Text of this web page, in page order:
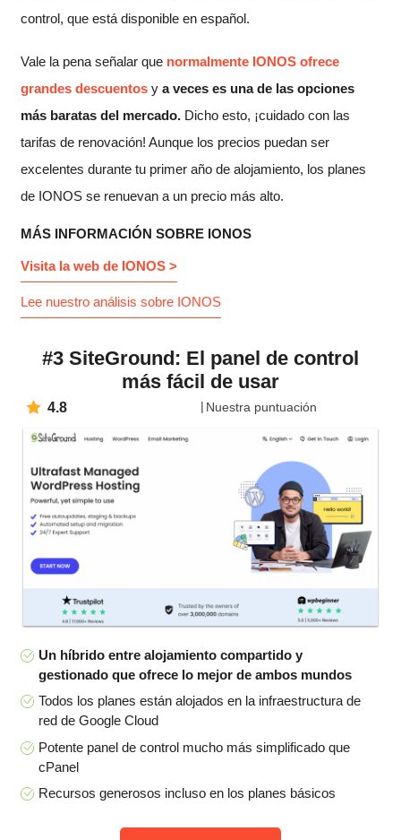
control, que está disponible en español.
Vale la pena señalar que normalmente IONOS ofrece
grandes descuentos y a veces es una de las opciones
más baratas del mercado. Dicho esto, ¡cuidado con las
tarifas de renovación! Aunque los precios puedan ser
excelentes durante tu primer año de alojamiento, los planes
de IONOS se renuevan a un precio más alto.
MÁS INFORMACIÓN SOBRE IONOS
Visita la web de IONOS >
Lee nuestro análisis sobre IONOS
#3 SiteGround: El panel de control
más fácil de usar
4.8 Nuestra puntuación
Un híbrido entre alojamiento compartido y
gestionado que ofrece lo mejor de ambos mundos
Todos los planes están alojados en la infraestructura de
red de Google Cloud
Potente panel de control mucho más simplificado que
cPanel
Recursos generosos incluso en los planes básicos